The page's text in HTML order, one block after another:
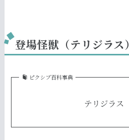
登場怪獣（テリジラス）
ピクシブ百科事典
テリジラス